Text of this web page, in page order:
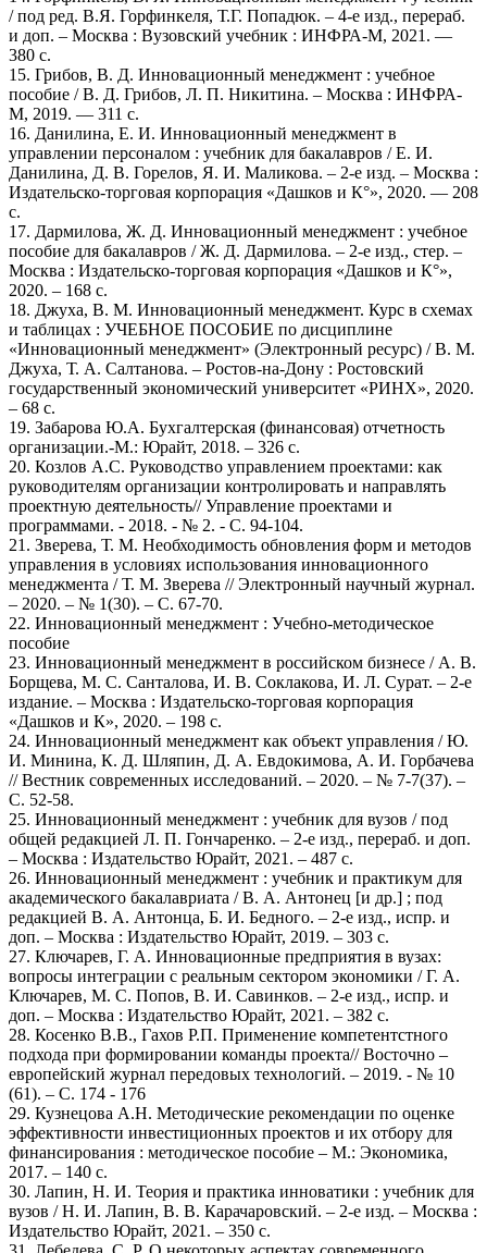
/ под ред. В.Я. Горфинкеля, Т.Г. Попадюк. – 4-е изд., перераб.
и доп. – Москва : Вузовский учебник : ИНФРА-М, 2021. —
380 с.
15. Грибов, В. Д. Инновационный менеджмент : учебное
пособие / В. Д. Грибов, Л. П. Никитина. – Москва : ИНФРА-
М, 2019. — 311 с.
16. Данилина, Е. И. Инновационный менеджмент в
управлении персоналом : учебник для бакалавров / Е. И.
Данилина, Д. В. Горелов, Я. И. Маликова. – 2-е изд. – Москва :
Издательско-торговая корпорация «Дашков и К°», 2020. — 208
с.
17. Дармилова, Ж. Д. Инновационный менеджмент : учебное
пособие для бакалавров / Ж. Д. Дармилова. – 2-е изд., стер. –
Москва : Издательско-торговая корпорация «Дашков и К°»,
2020. – 168 с.
18. Джуха, В. М. Инновационный менеджмент. Курс в схемах
и таблицах : УЧЕБНОЕ ПОСОБИЕ по дисциплине
«Инновационный менеджмент» (Электронный ресурс) / В. М.
Джуха, Т. А. Салтанова. – Ростов-на-Дону : Ростовский
государственный экономический университет «РИНХ», 2020.
– 68 с.
19. Забарова Ю.А. Бухгалтерская (финансовая) отчетность
организации.-М.: Юрайт, 2018. – 326 с.
20. Козлов А.С. Руководство управлением проектами: как
руководителям организации контролировать и направлять
проектную деятельность// Управление проектами и
программами. - 2018. - № 2. - С. 94-104.
21. Зверева, Т. М. Необходимость обновления форм и методов
управления в условиях использования инновационного
менеджмента / Т. М. Зверева // Электронный научный журнал.
– 2020. – № 1(30). – С. 67-70.
22. Инновационный менеджмент : Учебно-методическое
пособие
23. Инновационный менеджмент в российском бизнесе / А. В.
Борщева, М. С. Санталова, И. В. Соклакова, И. Л. Сурат. – 2-е
издание. – Москва : Издательско-торговая корпорация
«Дашков и К», 2020. – 198 с.
24. Инновационный менеджмент как объект управления / Ю.
И. Минина, К. Д. Шляпин, Д. А. Евдокимова, А. И. Горбачева
// Вестник современных исследований. – 2020. – № 7-7(37). –
С. 52-58.
25. Инновационный менеджмент : учебник для вузов / под
общей редакцией Л. П. Гончаренко. – 2-е изд., перераб. и доп.
– Москва : Издательство Юрайт, 2021. – 487 с.
26. Инновационный менеджмент : учебник и практикум для
академического бакалавриата / В. А. Антонец [и др.] ; под
редакцией В. А. Антонца, Б. И. Бедного. – 2-е изд., испр. и
доп. – Москва : Издательство Юрайт, 2019. – 303 с.
27. Ключарев, Г. А. Инновационные предприятия в вузах:
вопросы интеграции с реальным сектором экономики / Г. А.
Ключарев, М. С. Попов, В. И. Савинков. – 2-е изд., испр. и
доп. – Москва : Издательство Юрайт, 2021. – 382 с.
28. Косенко В.В., Гахов Р.П. Применение компетентстного
подхода при формировании команды проекта// Восточно –
европейский журнал передовых технологий. – 2019. - № 10
(61). – С. 174 - 176
29. Кузнецова А.Н. Методические рекомендации по оценке
эффективности инвестиционных проектов и их отбору для
финансирования : методическое пособие – М.: Экономика,
2017. – 140 с.
30. Лапин, Н. И. Теория и практика инноватики : учебник для
вузов / Н. И. Лапин, В. В. Карачаровский. – 2-е изд. – Москва :
Издательство Юрайт, 2021. – 350 с.